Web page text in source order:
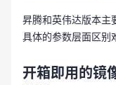
昇腾和英伟达版本主
具体的参数层面区别
开箱即用的镜